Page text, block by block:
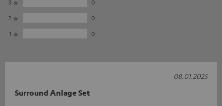
3
0
2
0
1
0
Surround Anlage Set
08.01.2025